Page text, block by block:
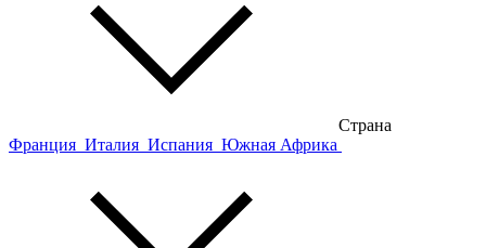
Страна
Франция Италия Испания Южная Африка